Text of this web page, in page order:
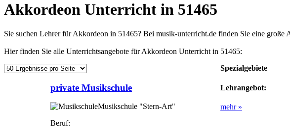
Akkordeon Unterricht in 51465
Sie suchen Lehrer für Akkordeon in 51465? Bei musik-unterricht.de finden Sie eine
Hier finden Sie alle Unterrichtsangebote für Akkordeon Unterricht in 51465:
Spezialgebiete
private Musikschule
Musikschule "Stern-Art"
Beruf:
Lehrangebot:
mehr »